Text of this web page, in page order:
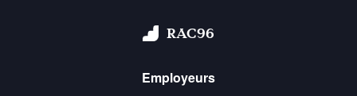
RAC96
Employeurs